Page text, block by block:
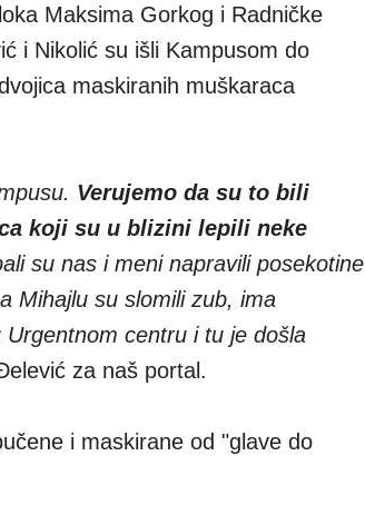
Maksima Gorkog i Radničke
i Nikolić su išli Kampusom do
maskiranih muškaraca
Verujemo da su to bili
koji su u blizini lepili neke
su nas i meni napravili posekotine
Mihajlu su slomili zub, ima
centru i tu je došla
za naš portal.
i maskirane od "glave do